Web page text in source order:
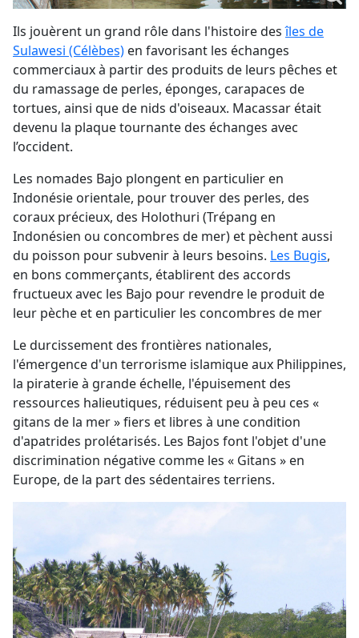
Ils jouèrent un grand rôle dans l'histoire desîles de
Sulawesi (Célèbes) en favorisant les échanges
commerciaux à partir des produits de leurs pêches et
du ramassage de perles, éponges, carapaces de
tortues, ainsi que de nids d'oiseaux. Macassar était
devenu la plaque tournante des échanges avec
l’occident.
Les nomades Bajo plongent en particulier en
Indonésie orientale, pour trouver des perles, des
coraux précieux, des Holothuri (Trépang en
Indonésien ou concombres de mer) et pèchent aussi
du poisson pour subvenir à leurs besoins. Les Bugis,
en bons commerçants, établirent des accords
fructueux avec les Bajo pour revendre le produit de
leur pèche et en particulier les concombres de mer
Le durcissement des frontières nationales,
l'émergence d'un terrorisme islamique aux Philippines,
la piraterie à grande échelle, l'épuisement des
ressources halieutiques, réduisent peu à peu ces «
gitans de la mer » fiers et libres à une condition
d'apatrides prolétarisés. Les Bajos font l'objet d'une
discrimination négative comme les « Gitans » en
Europe, de la part des sédentaires terriens.